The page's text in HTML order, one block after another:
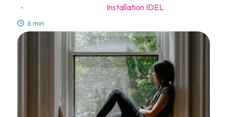
- Installation IDEL
6 min